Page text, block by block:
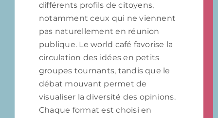
différents profils de citoyens,
notamment ceux qui ne viennent
pas naturellement en réunion
publique. Le world café favorise la
circulation des idées en petits
groupes tournants, tandis que le
débat mouvant permet de
visualiser la diversité des opinions.
Chaque format est choisi en